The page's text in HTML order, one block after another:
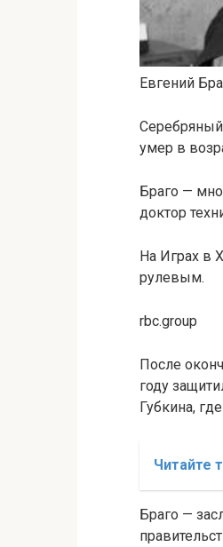
Евгений
Серебряный
умер в
Браго —
доктор
На Играх в
рулевым.
rbc.group
После
году
Губкина,
Читайте
Браго —